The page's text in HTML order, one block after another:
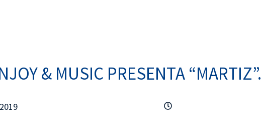
& MUSIC PRESENTA “MARTIZ”.